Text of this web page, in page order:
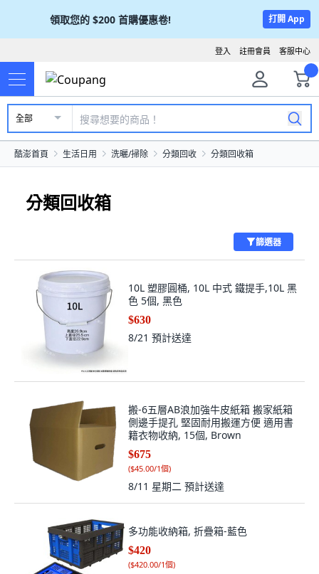
領取您的 $200 首購優惠卷! 打開 App
客服中心
註冊會員
登入
全部
酷澎首頁 生活日用 洗曬/掃除 分類回收 分類回收箱
分類回收箱
篩選器
10L 塑膠圓桶, 10L 中式 鐵提手,10L 黑
色 5個, 黑色
$630
8/21 預計送達
搬-6五層AB浪加強牛皮紙箱 搬家紙箱
側邊手提孔 堅固耐用搬運方便 適用書
籍衣物收納, 15個, Brown
$675
($45.00/1個)
8/11 星期二 預計送達
多功能收納箱, 折疊箱-藍色
$420
($420.00/1個)